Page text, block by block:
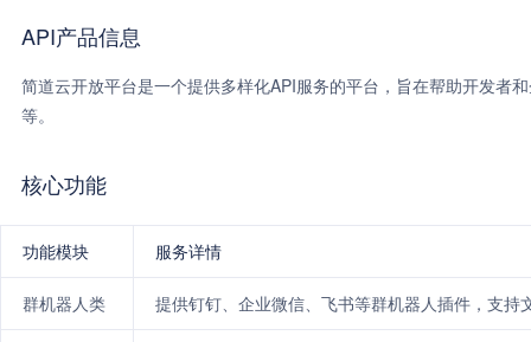
API产品信息
简道云开放平台是一个提供多样化API服务的平台，旨在帮助开发者
等。
核心功能
功能模块 服务详情
群机器人类 提供钉钉、企业微信、飞书等群机器人插件，支